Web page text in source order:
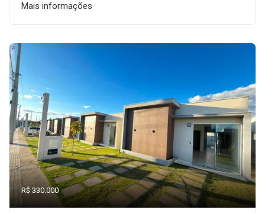
Mais informações
R$ 330.000